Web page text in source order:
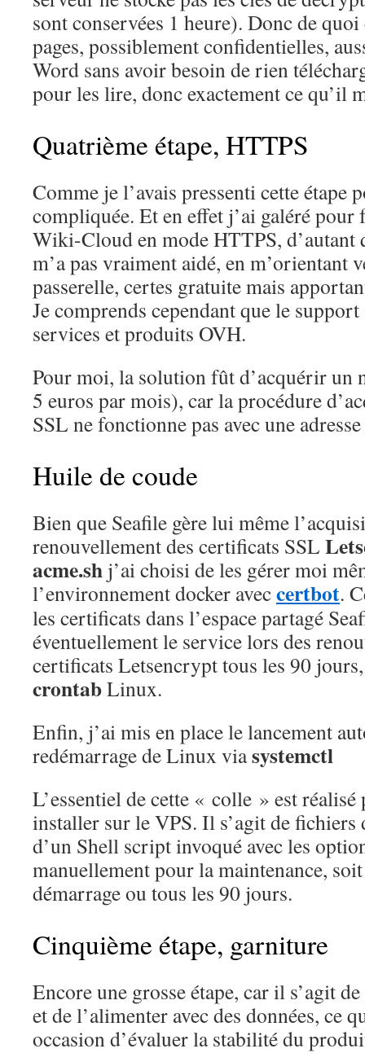
sont conservées 1 heure). Donc de
pages, possiblement confidentielles,
Word sans avoir besoin de rien
pour les lire, donc exactement ce qu’il
Quatrième étape, HTTPS
Comme je l’avais pressenti cette étape
compliquée. Et en effet j’ai galéré
Wiki-Cloud en mode HTTPS, d’autant
m’a pas vraiment aidé, en m’orientant
passerelle, certes gratuite mais
Je comprends cependant que le
services et produits OVH.
Pour moi, la solution fût d’acquérir un
5 euros par mois), car la procédure
SSL ne fonctionne pas avec une
Huile de coude
Bien que Seafile gère lui même
renouvellement des certificats SSL
acme.sh j’ai choisi de les gérer moi
l’environnement docker aveccertbot.
les certificats dans l’espace partagé
éventuellement le service lors des
certificats Letsencrypt tous les 90
crontabLinux.
Enfin, j’ai mis en place le lancement
redémarrage de Linux viasystemctl
L’essentiel de cette « colle » est
installer sur le VPS. Il s’agit de
d’un Shell script invoqué avec les
manuellement pour la maintenance,
démarrage ou tous les 90 jours.
Cinquième étape, garniture
Encore une grosse étape, car il s’agit
et de l’alimenter avec des données, ce
occasion d’évaluer la stabilité du